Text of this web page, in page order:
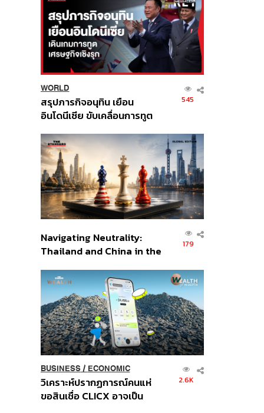
WORLD
สรุปภารกิจอนุทิน เยือน
อินโดนีเซีย ขับเคลื่อนการทูต
ส่วนยุทธศาสตร์ไทย –
อินโดนีเซีย
545
Navigating Neutrality:
Thailand and China in the
Order
179
BUSINESS/ ECONOMIC
วิเคราะห์ปรากฏการณ์คนแห่
ขอสินเชื่อ CLICX อาจเป็น
2.6K